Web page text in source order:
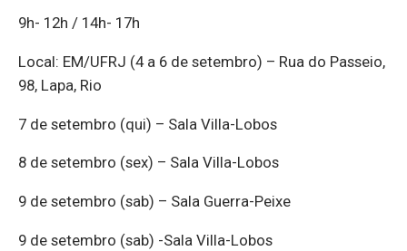
9h- 12h / 14h- 17h
Local: EM/UFRJ (4 a 6 de setembro) – Rua do Passeio,
98, Lapa, Rio
7 de setembro (qui) – Sala Villa-Lobos
8 de setembro (sex) – Sala Villa-Lobos
9 de setembro (sab) – Sala Guerra-Peixe
9 de setembro (sab) -Sala Villa-Lobos